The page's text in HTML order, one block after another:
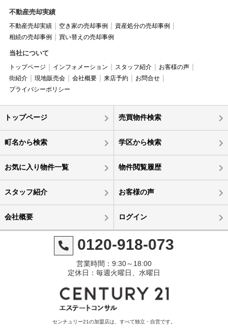
不動産売却実績
不動産売却実績 空き家の売却事例
資産処分の売却事例
相続の売却事例
買い替えの売却事例
当社について
トップページ インフォメーション スタッフ紹介
お客様の声
街紹介
現地販売会 会社概要 来店予約
お問合せ
プライバシーポリシー
トップページ 売買物件検索
町名から検索 学区から検索
お気に入り物件一覧 物件閲覧履歴
スタッフ紹介 お客様の声
会社概要 ログイン
0120-918-073
営業時間：9:30～18:00
定休日：毎週火曜日、水曜日
センチュリー21の加盟店は、すべて独立・自営です。